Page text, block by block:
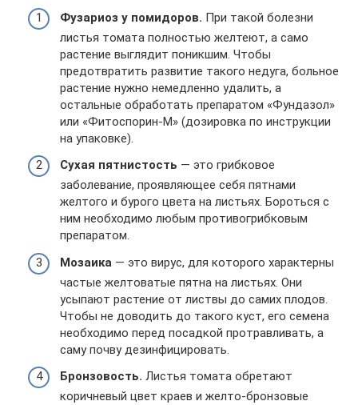
Фузариоз у помидоров. При такой болезни
листья томата полностью желтеют, а само
растение выглядит поникшим. Чтобы
предотвратить развитие такого недуга, больное
растение нужно немедленно удалить, а
остальные обработать препаратом «Фундазол»
или «Фитоспорин-М» (дозировка по инструкции
на упаковке).
Сухая пятнистость — это грибковое
заболевание, проявляющее себя пятнами
желтого и бурого цвета на листьях. Бороться с
ним необходимо любым противогрибковым
препаратом.
Мозаика — это вирус, для которого характерны
частые желтоватые пятна на листьях. Они
усыпают растение от листвы до самих плодов.
Чтобы не доводить до такого куст, его семена
необходимо перед посадкой протравливать, а
саму почву дезинфицировать.
Бронзовость. Листья томата обретают
коричневый цвет краев и желто-бронзовые